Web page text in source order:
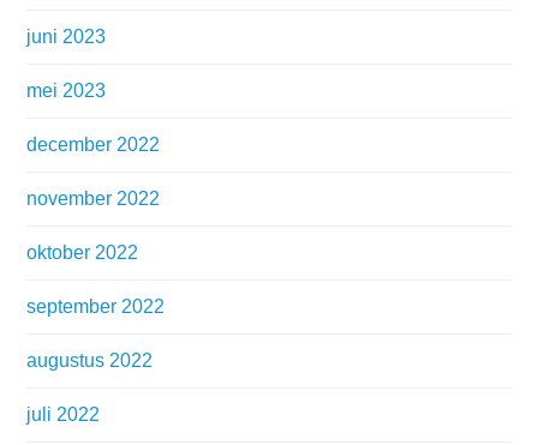
juni 2023
mei 2023
december 2022
november 2022
oktober 2022
september 2022
augustus 2022
juli 2022